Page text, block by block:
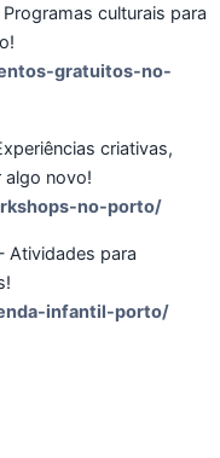
culturais para
gratuitos-no-
criativas,
algo novo!
no-porto/
Atividades para
infantil-porto/